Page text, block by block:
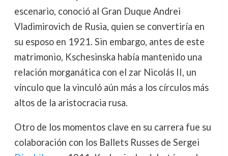
escenario, conoció al Gran Duque Andrei
Vladimirovich de Rusia, quien se convertiría en
su esposo en 1921. Sin embargo, antes de este
matrimonio, Kschesinska había mantenido una
relación morganática con el zar Nicolás II, un
vínculo que la vinculó aún más a los círculos más
altos de la aristocracia rusa.
Otro de los momentos clave en su carrera fue su
colaboración con los Ballets Russes de Sergei